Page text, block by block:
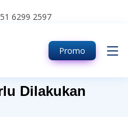
6299 2597
Promo
Dilakukan